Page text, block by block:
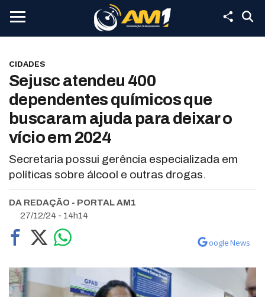
CIDADES
Sejusc atendeu 400
dependentes químicos que
buscaram ajuda para deixar o
vício em 2024
Secretaria possui gerência especializada em
políticas sobre álcool e outras drogas.
DA REDAÇÃO - PORTAL AM1
27/12/24 - 14h14
oogle News